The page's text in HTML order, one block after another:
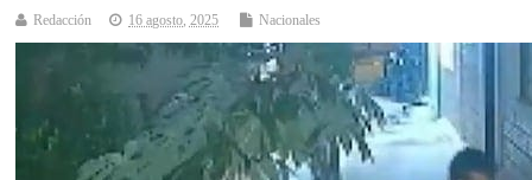
Redacción 16 agosto, 2025 Nacionales